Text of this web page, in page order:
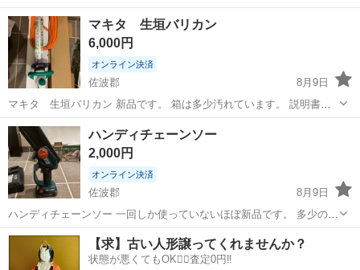
マキタ 生垣バリカン
6,000円
オンライン決済
佐波郡
8月9日
マキタ 生垣バリカン 新品です。 箱は多少汚れています。 説明書有
り 保護メガネ有り 動作確認済 取引場所は、玉村町役場の駐車場でお
願いします。 宜しくお願い致します。
群馬 佐波郡 生活家電
ハンディチェーンソー
2,000円
オンライン決済
佐波郡
8月9日
ハンディチェーンソー 一回しか使っていないほぼ新品です。 多少の擦
り傷があります。 説明書はありません。 動作確認済です。 箱は有り
ますが汚れています。 取引場所は、玉村町役場の駐車場でお願いしま
す。 宜しくお願い致します。
群馬 佐波郡 生活家電
【求】古い人形譲ってくれませんか？
状態が悪くてもOK🙆‍♀️査定0円‼️